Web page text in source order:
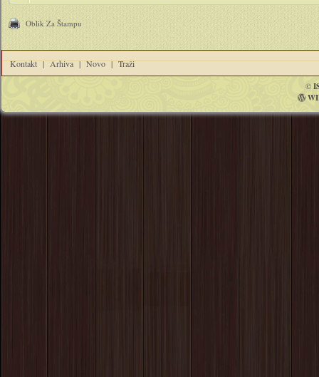
Oblik Za Štampu
Kontakt | Arhiva | Novo | Traži
©